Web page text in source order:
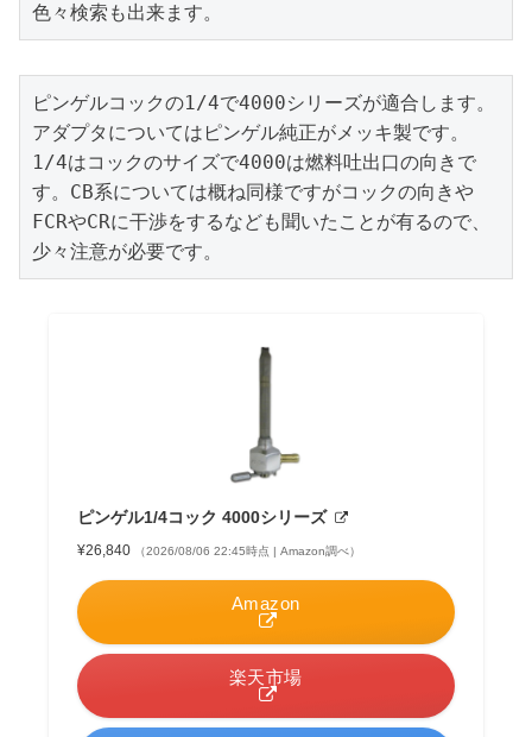
色々検索も出来ます。
ピンゲルコックの1/4で4000シリーズが適合します。
アダプタについてはピンゲル純正がメッキ製です。
1/4はコックのサイズで4000は燃料吐出口の向きで
す。CB系については概ね同様ですがコックの向きや
FCRやCRに干渉をするなども聞いたことが有るので、
少々注意が必要です。
ピンゲル1/4コック 4000シリーズ
¥26,840 （2026/08/06 22:45時点 | Amazon調べ）
Amazon
楽天市場